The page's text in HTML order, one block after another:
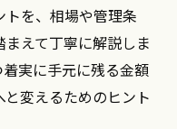
を、相場や管理条
えて丁寧に解説しま
実に手元に残る金額
変えるためのヒント